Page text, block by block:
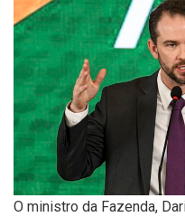
O ministro da Fazenda,